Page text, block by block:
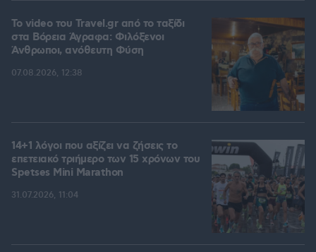
To video του Travel.gr από το ταξίδι
στα Βόρεια Άγραφα: Φιλόξενοι
Άνθρωποι, ανόθευτη Φύση
07.08.2026, 12:38
14+1 λόγοι που αξίζει να ζήσεις το
επετειακό τριήμερο των 15 χρόνων του
Spetses Mini Marathon
31.07.2026, 11:04